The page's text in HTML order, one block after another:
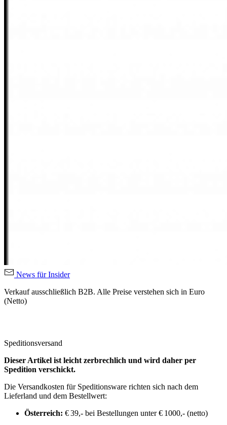
News für Insider
Verkauf ausschließlich B2B. Alle Preise verstehen sich in Euro
(Netto)
Speditionsversand
Dieser Artikel ist leicht zerbrechlich und wird daher per
Spedition verschickt.
Die Versandkosten für Speditionsware richten sich nach dem
Lieferland und dem Bestellwert:
Österreich: € 39,- bei Bestellungen unter € 1000,- (netto)